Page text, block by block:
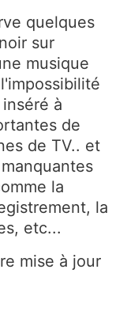
quelques
sur
musique
à
de
de TV.. et
la
la
etc...
mise à jour